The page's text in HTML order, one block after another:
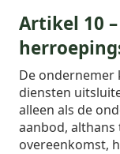
Artikel 10
De ondernemer
diensten
alleen als de
aanbod,
overeenkomst,